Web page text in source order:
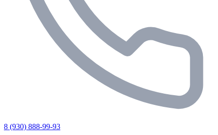
8 (930) 888-99-93